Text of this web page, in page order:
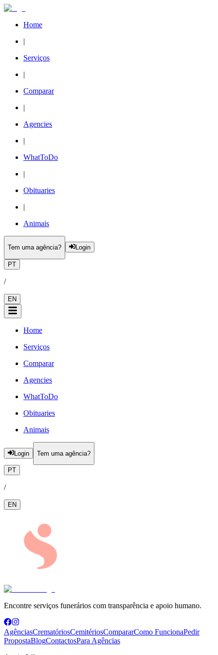
Home
|
Serviços
|
Comparar
|
Agencies
|
WhatToDo
|
Obituaries
|
Animais
Tem uma agência? Login
PT
/
EN
Home
Serviços
Comparar
Agencies
WhatToDo
Obituaries
Animais
Login Tem uma agência?
PT
/
EN
Encontre serviços funerários com transparência e apoio humano.
AgênciasCrematóriosCemitériosCompararComo FuncionaPedir
PropostaBlogContactosPara Agências